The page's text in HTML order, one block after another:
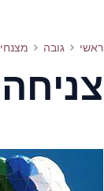
ראשי גובה צניחה חופשית - אקסטרים אמיתי